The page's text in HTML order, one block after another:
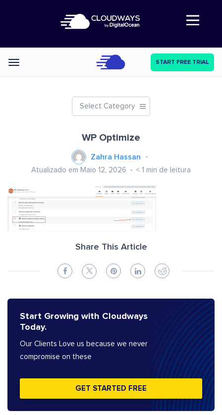
Abre a navegação
Categories START FREE TRIAL
Select Category
WP Optimize
Zahra Hassan
Atualizado em Maio 12, 2026 < 1 min de leitura
Share This Article
Start Growing with Cloudways
Today.
Our Clients Love us because we never
compromise on these
GET STARTED FREE